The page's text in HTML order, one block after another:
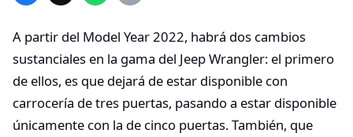
A partir del Model Year 2022, habrá dos cambios
sustanciales en la gama del Jeep Wrangler: el primero
de ellos, es que dejará de estar disponible con
carrocería de tres puertas, pasando a estar disponible
únicamente con la de cinco puertas. También, que